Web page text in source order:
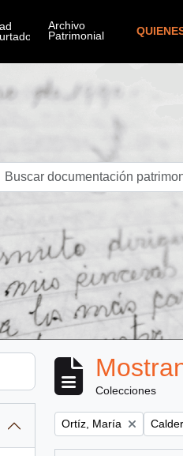
Colecciones
Remove filter:
Ortíz, María